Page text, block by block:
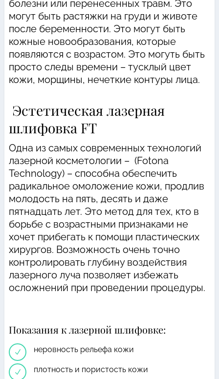
болезни или перенесенных травм. Это
могут быть растяжки на груди и животе
после беременности. Это могут быть
кожные новообразования, которые
появляются с возрастом. Это могуть быть
просто следы времени – тусклый цвет
кожи, морщины, нечеткие контуры лица.
Эстетическая лазерная
шлифовка FT
Одна из самых современных технологий
лазерной косметологии – (Fotona
Technology) – способна обеспечить
радикальное омоложение кожи, продлив
молодость на пять, десять и даже
пятнадцать лет. Это метод для тех, кто в
борьбе с возрастными признаками не
хочет прибегать к помощи пластических
хирургов. Возможность очень точно
контролировать глубину воздействия
лазерного луча позволяет избежать
осложнений при проведении процедуры.
Показания к лазерной шлифовке:
N неровность рельефа кожи
N плотность и пористость кожи